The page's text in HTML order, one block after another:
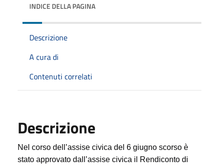
INDICE DELLA PAGINA
Descrizione
A cura di
Contenuti correlati
Descrizione
Nel corso dell’assise civica del 6 giugno scorso è
stato approvato dall’assise civica il Rendiconto di